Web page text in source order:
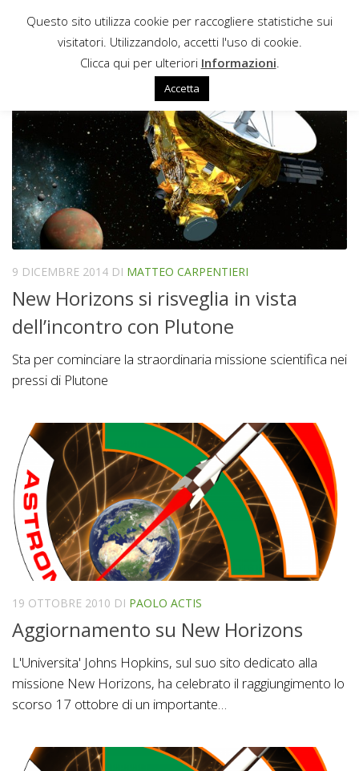
Sotto il contenuto
PLUTONE
9 DICEMBRE 2014 DI MATTEO CARPENTIERI
New Horizons si risveglia in vista
dell’incontro con Plutone
Sta per cominciare la straordinaria missione scientifica nei
pressi di Plutone
19 OTTOBRE 2010 DI PAOLO ACTIS
Aggiornamento su New Horizons
L'Universita' Johns Hopkins, sul suo sito dedicato alla
missione New Horizons, ha celebrato il raggiungimento lo
scorso 17 ottobre di un importante…
Questo sito utilizza cookie per raccogliere statistiche sui
visitatori. Utilizzandolo, accetti l'uso di cookie.
Clicca qui per ulteriori Informazioni
Accetta